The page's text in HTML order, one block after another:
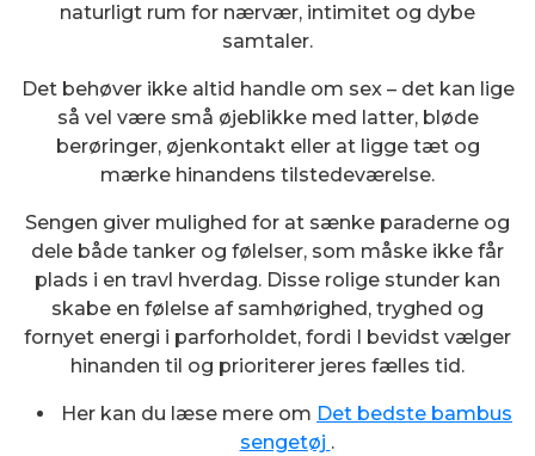
naturligt rum for nærvær, intimitet og dybe
samtaler.
Det behøver ikke altid handle om sex – det kan lige
så vel være små øjeblikke med latter, bløde
berøringer, øjenkontakt eller at ligge tæt og
mærke hinandens tilstedeværelse.
Sengen giver mulighed for at sænke paraderne og
dele både tanker og følelser, som måske ikke får
plads i en travl hverdag. Disse rolige stunder kan
skabe en følelse af samhørighed, tryghed og
fornyet energi i parforholdet, fordi I bevidst vælger
hinanden til og prioriterer jeres fælles tid.
Her kan du læse mere om Det bedste bambus
sengetøj .